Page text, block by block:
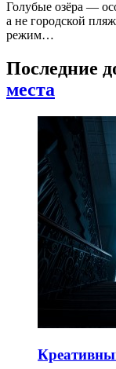
Голубые озёра —
а не городской
режим…
Последние
места